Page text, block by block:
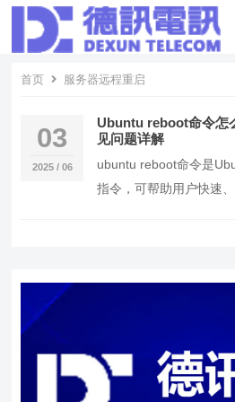
首页 服务器远程重启
03
2025 / 06
Ubuntu reboot命令怎
见问题详解
ubuntu reboot命令是
指令，可帮助用户快速